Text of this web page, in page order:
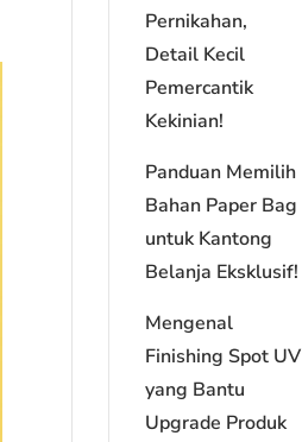
Pernikahan,
Detail Kecil
Pemercantik
Kekinian!
Panduan Memilih
Bahan Paper Bag
untuk Kantong
Belanja Eksklusif!
Mengenal
Finishing Spot UV
yang Bantu
Upgrade Produk